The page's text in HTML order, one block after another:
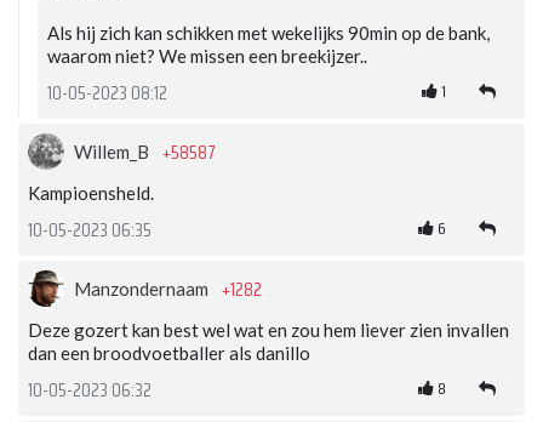
Als hij zich kan schikken met wekelijks 90min op de bank,
waarom niet? We missen een breekijzer..
10-05-2023 08:12 1
Willem_B +58587
Kampioensheld.
10-05-2023 06:35 6
Manzondernaam +1282
Deze gozert kan best wel wat en zou hem liever zien invallen
dan een broodvoetballer als danillo
10-05-2023 06:32 8